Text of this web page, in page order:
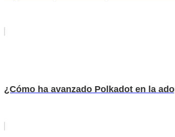
¿Cómo ha avanzado Polkadot en la